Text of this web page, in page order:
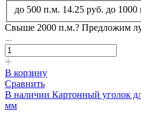
до 500 п.м. 14.25 руб. до 1000
Свыше 2000 п.м.? Предложим
В корзину
Сравнить
В наличии Картонный уголок
мм